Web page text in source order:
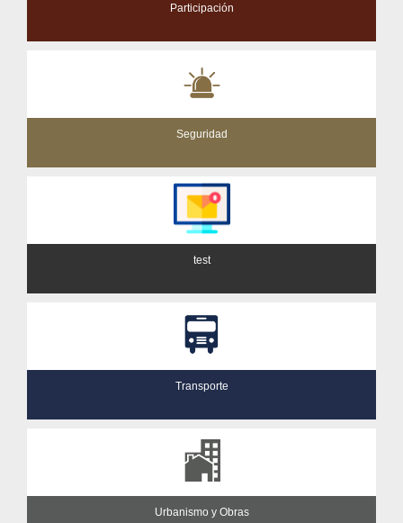
Participación
Seguridad
test
Transporte
Urbanismo y Obras